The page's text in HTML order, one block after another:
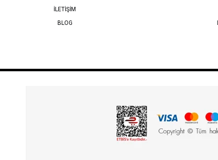
İLETİŞİM
BLOG